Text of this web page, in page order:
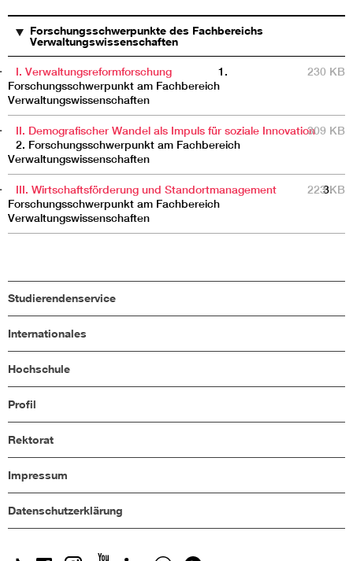
Forschungsschwerpunkte des Fachbereichs
Verwaltungswissenschaften
I. Verwaltungsreformforschung
1.
Forschungsschwerpunkt am Fachbereich
Verwaltungswissenschaften
230 KB
II. Demografischer Wandel als Impuls für soziale Innovation
2. Forschungsschwerpunkt am Fachbereich
Verwaltungswissenschaften
309 KB
III. Wirtschaftsförderung und Standortmanagement
3.
Forschungsschwerpunkt am Fachbereich
Verwaltungswissenschaften
223 KB
Studierendenservice
Internationales
Hochschule
Profil
Rektorat
Impressum
Datenschutzerklärung